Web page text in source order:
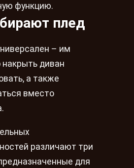
функцию.
плед
– им
диван
а также
вместо
различают три
для